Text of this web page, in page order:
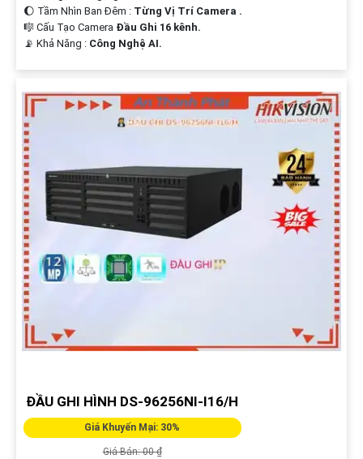
🌔 Tầm Nhìn Ban Đêm : Từng Vị Trí Camera .
🎼️ Cấu Tạo Camera Đầu Ghi 16 kênh.
️📡 Khả Năng : Công Nghệ AI.
ĐẦU GHI HÌNH DS-96256NI-I16/H
Giá Khuyến Mại: 30%
Giá Bán: 00 ₫